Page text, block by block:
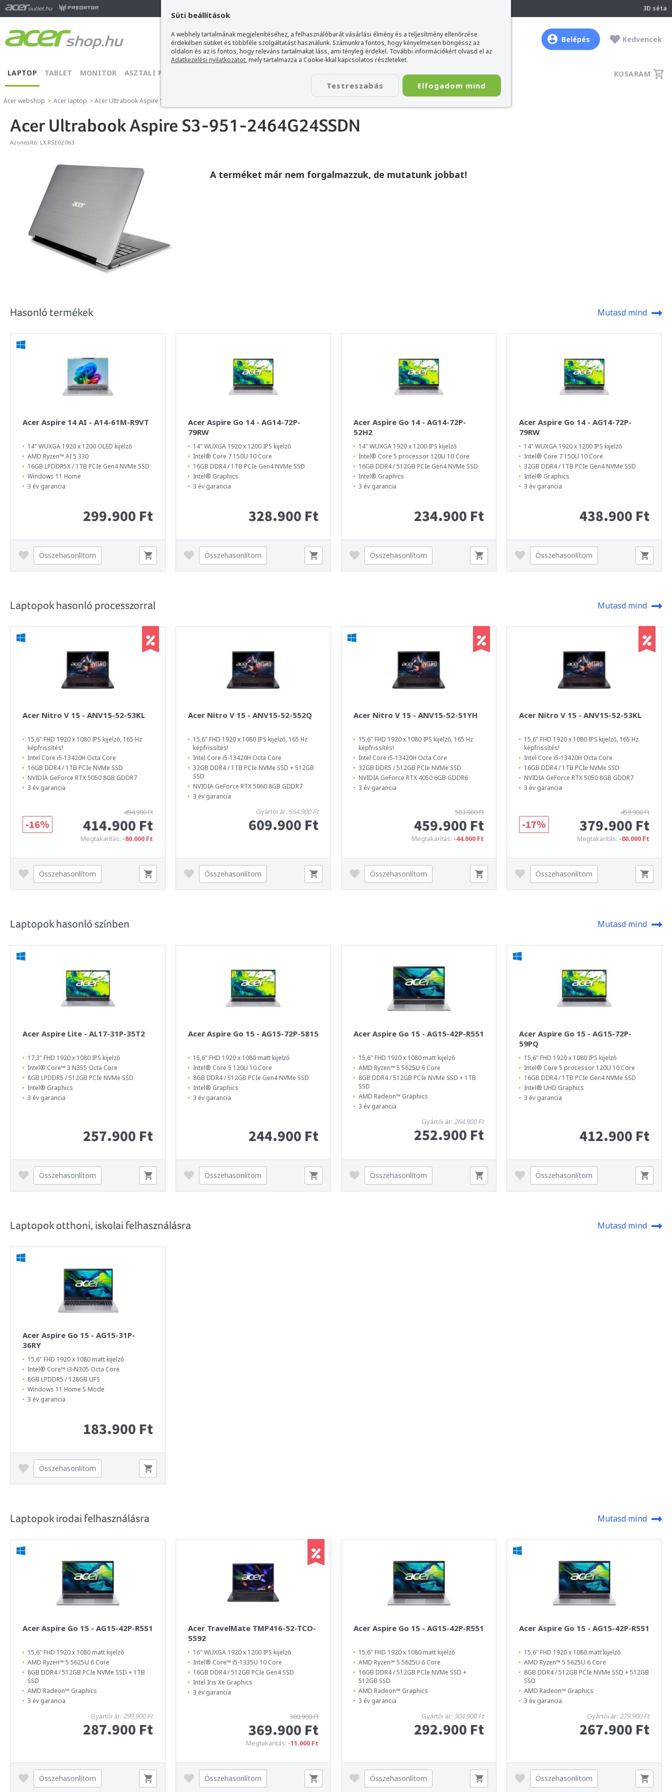
Süti beállítások
A webhely tartalmának megjelenítéséhez, a felhasználóbarát vásárlási élmény és a teljesítmény ellenőrzése
érdekében sütiket és többféle szolgáltatást használunk. Számunkra fontos, hogy kényelmesen böngéssz az
oldalon és az is fontos, hogy releváns tartalmakat láss, ami tényleg érdekel. További információkért olvasd el az
Adatkezelési nyilatkozatot, mely tartalmazza a Cookie-kkal kapcsolatos részleteket.
Testreszabás Elfogadom mind
3D séta
Belépés Kedvencek
LAPTOP TABLET MONITOR ASZTALI PC KIEGÉSZÍTŐ KAPCSOLAT KOSARAM
Acer webshop > Acer laptop >Acer Ultrabook Aspire S3-951-2464G24SSDN
Acer Ultrabook Aspire S3-951-2464G24SSDN
Azonosító: LX.RSE02.063
A terméket már nem forgalmazzuk, de mutatunk jobbat!
Hasonló termékek Mutasd mind
Acer Aspire 14 AI - A14-61M-R9VT
14" WUXGA 1920 x 1200 OLED kijelző
AMD Ryzen™ AI 5 330
16GB LPDDR5X / 1TB PCIe Gen4 NVMe SSD
Windows 11 Home
3 év garancia
299.900 Ft
Összehasonlítom
Acer Aspire Go 14 - AG14-72P-
79RW
14" WUXGA 1920 x 1200 IPS kijelző
Intel® Core 7 150U 10 Core
16GB DDR4 / 1TB PCIe Gen4 NVMe SSD
Intel® Graphics
3 év garancia
328.900 Ft
Összehasonlítom
Acer Aspire Go 14 - AG14-72P-
52H2
14" WUXGA 1920 x 1200 IPS kijelző
Intel® Core 5 processor 120U 10 Core
16GB DDR4 / 512GB PCIe Gen4 NVMe SSD
Intel® Graphics
3 év garancia
234.900 Ft
Összehasonlítom
Acer Aspire Go 14 - AG14-72P-
79RW
14" WUXGA 1920 x 1200 IPS kijelző
Intel® Core 7 150U 10 Core
32GB DDR4 / 1TB PCIe Gen4 NVMe SSD
Intel® Graphics
3 év garancia
438.900 Ft
Összehasonlítom
Laptopok hasonló processzorral Mutasd mind
Acer Nitro V 15 - ANV15-52-53KL
15,6" FHD 1920 x 1080 IPS kijelző, 165 Hz
képfrissítés!
Intel Core i5-13420H Octa Core
16GB DDR4 / 1TB PCIe NVMe SSD
NVIDIA GeForce RTX 5050 8GB GDDR7
3 év garancia
494.900 Ft
414.900 Ft
Megtakarítás: -80.000 Ft
-16%
Összehasonlítom
Acer Nitro V 15 - ANV15-52-552Q
15,6" FHD 1920 x 1080 IPS kijelző, 165 Hz
képfrissítés!
Intel Core i5-13420H Octa Core
32GB DDR4 / 1TB PCIe NVMe SSD + 512GB
SSD
NVIDIA GeForce RTX 5060 8GB GDDR7
3 év garancia
Gyártói ár: 654.900 Ft
609.900 Ft
Összehasonlítom
Acer Nitro V 15 - ANV15-52-51YH
15,6" FHD 1920 x 1080 IPS kijelző, 165 Hz
képfrissítés!
Intel Core i5-13420H Octa Core
32GB DDR5 / 512GB PCIe NVMe SSD
NVIDIA GeForce RTX 4050 6GB GDDR6
3 év garancia
503.900 Ft
459.900 Ft
Megtakarítás: -44.000 Ft
Összehasonlítom
Acer Nitro V 15 - ANV15-52-53KL
15,6" FHD 1920 x 1080 IPS kijelző, 165 Hz
képfrissítés!
Intel Core i5-13420H Octa Core
16GB DDR4 / 1TB PCIe NVMe SSD
NVIDIA GeForce RTX 5050 8GB GDDR7
3 év garancia
459.900 Ft
379.900 Ft
Megtakarítás: -80.000 Ft
-17%
Összehasonlítom
Laptopok hasonló színben Mutasd mind
Acer Aspire Lite - AL17-31P-35T2
17,3" FHD 1920 x 1080 IPS kijelző
Intel® Core™ 3 N355 Octa Core
8GB LPDDR5 / 512GB PCIe NVMe SSD
Intel® Graphics
3 év garancia
257.900 Ft
Összehasonlítom
Acer Aspire Go 15 - AG15-72P-5815
15,6" FHD 1920 x 1080 matt kijelző
Intel® Core 5 120U 10 Core
8GB DDR4 / 512GB PCIe Gen4 NVMe SSD
Intel® Graphics
3 év garancia
244.900 Ft
Összehasonlítom
Acer Aspire Go 15 - AG15-42P-R551
15,6" FHD 1920 x 1080 matt kijelző
AMD Ryzen™ 5 5625U 6 Core
8GB DDR4 / 512GB PCIe NVMe SSD + 1TB
SSD
AMD Radeon™ Graphics
3 év garancia
Gyártói ár: 264.900 Ft
252.900 Ft
Összehasonlítom
Acer Aspire Go 15 - AG15-72P-
59PQ
15,6" FHD 1920 x 1080 IPS kijelző
Intel® Core 5 processor 120U 10 Core
16GB DDR4 / 1TB PCIe Gen4 NVMe SSD
Intel® UHD Graphics
3 év garancia
412.900 Ft
Összehasonlítom
Laptopok otthoni, iskolai felhasználásra Mutasd mind
Acer Aspire Go 15 - AG15-31P-
36RY
15,6" FHD 1920 x 1080 matt kijelző
Intel® Core™ i3-N305 Octa Core
8GB LPDDR5 / 128GB UFS
Windows 11 Home S Mode
3 év garancia
183.900 Ft
Összehasonlítom
Laptopok irodai felhasználásra Mutasd mind
Acer Aspire Go 15 - AG15-42P-R551
15,6" FHD 1920 x 1080 matt kijelző
AMD Ryzen™ 5 5625U 6 Core
8GB DDR4 / 512GB PCIe NVMe SSD + 1TB
SSD
AMD Radeon™ Graphics
3 év garancia
Gyártói ár: 299.900 Ft
287.900 Ft
Összehasonlítom
Acer TravelMate TMP416-52-TCO-
5592
16" WUXGA 1920 x 1200 IPS kijelző
Intel® Core™ i5-1335U 10 Core
16GB DDR4 / 512GB PCIe Gen4 SSD
Intel Iris Xe Graphics
3 év garancia
380.900 Ft
369.900 Ft
Megtakarítás: -11.000 Ft
Összehasonlítom
Acer Aspire Go 15 - AG15-42P-R551
15,6" FHD 1920 x 1080 matt kijelző
AMD Ryzen™ 5 5625U 6 Core
16GB DDR4 / 512GB PCIe NVMe SSD +
512GB SSD
AMD Radeon™ Graphics
3 év garancia
Gyártói ár: 304.900 Ft
292.900 Ft
Összehasonlítom
Acer Aspire Go 15 - AG15-42P-R551
15,6" FHD 1920 x 1080 matt kijelző
AMD Ryzen™ 5 5625U 6 Core
8GB DDR4 / 512GB PCIe NVMe SSD + 512GB
SSD
AMD Radeon™ Graphics
3 év garancia
Gyártói ár: 279.900 Ft
267.900 Ft
Összehasonlítom